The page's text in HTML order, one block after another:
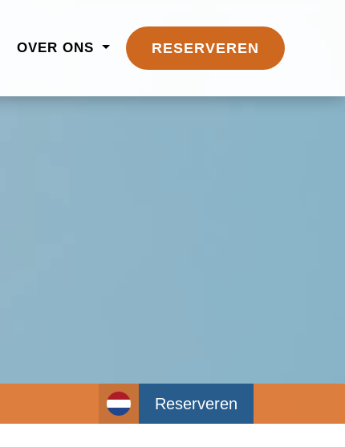
OVER ONS RESERVEREN
Reserveren